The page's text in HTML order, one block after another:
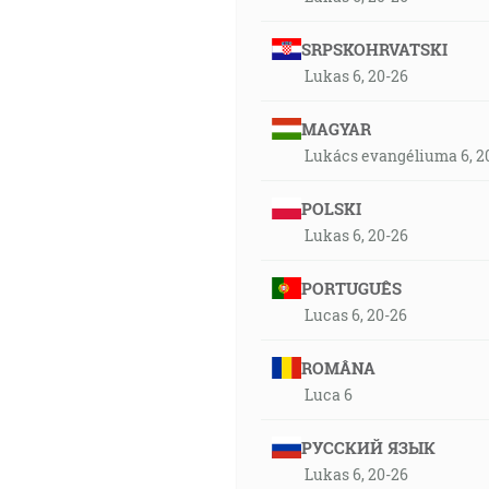
SRPSKOHRVATSKI
Lukas 6, 20-26
MAGYAR
Lukács evangéliuma 6,
POLSKI
Lukas 6, 20-26
PORTUGUÊS
Lucas 6, 20-26
ROMÂNA
Luca 6
РУССКИЙ ЯЗЫК
Lukas 6, 20-26